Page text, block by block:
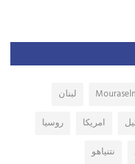
لبنان
امريكا
روسيا
نتنياهو